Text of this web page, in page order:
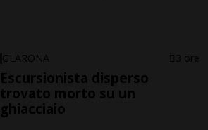
GLARONA 3 ore
Escursionista disperso
trovato morto su un
ghiacciaio